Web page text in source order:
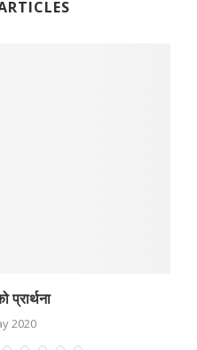
प्रार्थना
2020